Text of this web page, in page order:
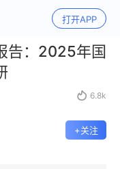
打开APP
告：2025年国
 6.8k
+关注